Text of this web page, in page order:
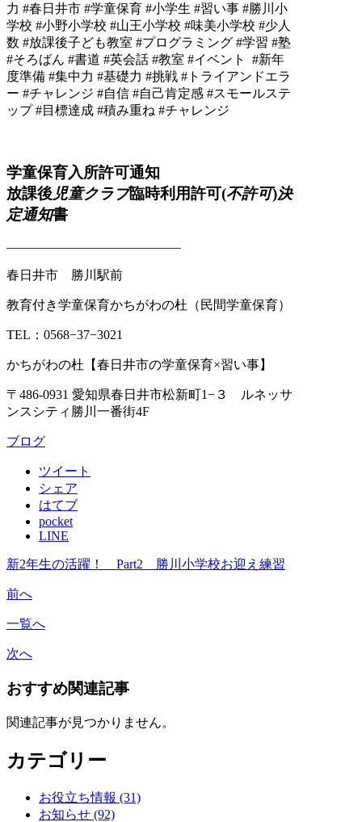
力 #春日井市 #学童保育 #小学生 #習い事 #勝川小
学校 #小野小学校 #山王小学校 #味美小学校 #少人
数 #放課後子ども教室 #プログラミング #学習 #塾
#そろばん #書道 #英会話 #教室 #イベント #新年
度準備 #集中力 #基礎力 #挑戦 #トライアンドエラ
ー #チャレンジ #自信 #自己肯定感 #スモールステ
ップ #目標達成 #積み重ね #チャレンジ
学童保育入所許可通知
放課後 児童クラブ臨時利用許可(不許可)決
定通知書
—————————————–
春日井市 勝川駅前
教育付き学童保育かちがわの杜（民間学童保育）
TEL：0568−37−3021
かちがわの杜【春日井市の学童保育×習い事】
〒486-0931 愛知県春日井市松新町1−３ ルネッサ
ンスシティ勝川一番街4F
ブログ
ツイート
シェア
はてブ
pocket
LINE
新2年生の活躍！ Part2 勝川小学校お迎え練習
前へ
一覧へ
次へ
おすすめ関連記事
関連記事が見つかりません。
カテゴリー
お役立ち情報 (31)
お知らせ (92)